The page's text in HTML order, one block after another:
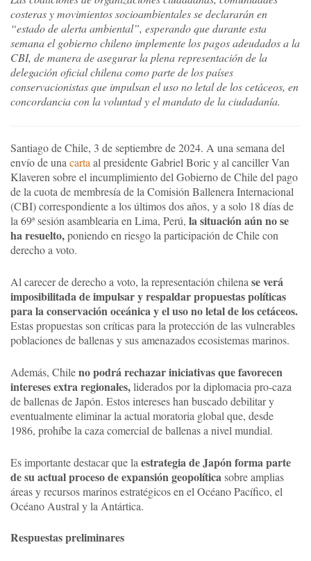
costeras y movimientos socioambientales se declararán en
“estado de alerta ambiental”, esperando que durante esta
semana el gobierno chileno implemente los pagos adeudados a la
CBI, de manera de asegurar la plena representación de la
delegación oficial chilena como parte de los países
conservacionistas que impulsan el uso no letal de los cetáceos, en
concordancia con la voluntad y el mandato de la ciudadanía.
Santiago de Chile, 3 de septiembre de 2024. A una semana del
envío de unacarta al presidente Gabriel Boric y al canciller Van
Klaveren sobre el incumplimiento del Gobierno de Chile del pago
de la cuota de membresía de la Comisión Ballenera Internacional
(CBI) correspondiente a los últimos dos años, y a solo 18 días de
la 69ª sesión asamblearia en Lima, Perú,la situación aún no se
ha resuelto,poniendo en riesgo la participación de Chile con
derecho a voto.
Al carecer de derecho a voto, la representación chilenase verá
imposibilitada de impulsar y respaldar propuestas políticas
para la conservación oceánica y el uso no letal de los cetáceos.
Estas propuestas son críticas para la protección de las vulnerables
poblaciones de ballenas y sus amenazados ecosistemas marinos.
Además, Chileno podrá rechazar iniciativas que favorecen
intereses extra regionales,liderados por la diplomacia pro-caza
de ballenas de Japón. Estos intereses han buscado debilitar y
eventualmente eliminar la actual moratoria global que, desde
1986, prohíbe la caza comercial de ballenas a nivel mundial.
Es importante destacar que laestrategia de Japón forma parte
de su actual proceso de expansión geopolítica sobre amplias
áreas y recursos marinos estratégicos en el Océano Pacífico, el
Océano Austral y la Antártica.
Respuestas preliminares